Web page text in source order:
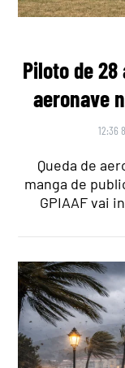
Piloto de
aeronave
12:36
Queda de
manga de
GPIAAF vai